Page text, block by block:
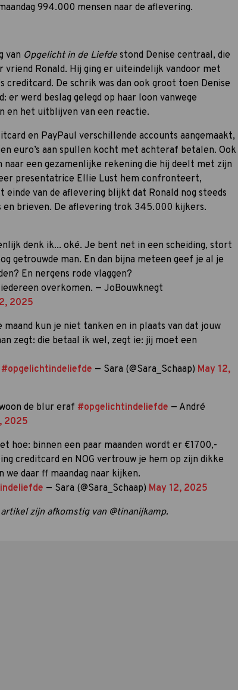
994.000 mensen naar de aflevering.
van Opgelicht in de Liefde stond Denise centraal, die
vriend Ronald. Hij ging er uiteindelijk vandoor met
creditcard. De schrik was dan ook groot toen Denise
er werd beslag gelegd op haar loon vanwege
en het uitblijven van een reactie.
en PayPaul verschillende accounts aangemaakt,
euro’s aan spullen kocht met achteraf betalen. Ook
naar een gezamenlijke rekening die hij deelt met zijn
presentatrice Ellie Lust hem confronteert,
einde van de aflevering blijkt dat Ronald nog steeds
brieven. De aflevering trok 345.000 kijkers.
denk ik... oké. Je bent net in een scheiding, stort
getrouwde man. En dan bijna meteen geef je al je
En nergens rode vlaggen?
overkomen. — JoBouwknegt
2025
maand kun je niet tanken en in plaats van dat jouw
zegt: die betaal ik wel, zegt ie: jij moet een
#opgelichtindeliefde — Sara (@Sara_Schaap) May 12,
de blur eraf #opgelichtindeliefde — André
2025
hoe: binnen een paar maanden wordt er €1700,-
creditcard en NOG vertrouw je hem op zijn dikke
we daar ff maandag naar kijken.
— Sara (@Sara_Schaap) May 12, 2025
zijn afkomstig van @tinanijkamp.